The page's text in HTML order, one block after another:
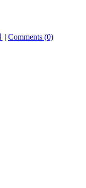
| Comments (0)